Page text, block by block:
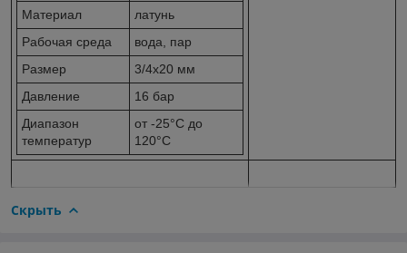
Материал
латунь
Рабочая среда
вода, пар
Размер
3/4х20 мм
Давление
16 бар
Диапазон
температур
от -25°C до
120°C
Скрыть